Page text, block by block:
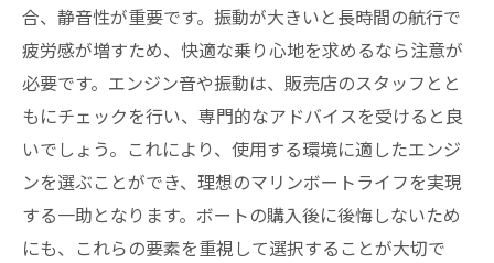
合、静音性が重要です。振動が大きいと長時間の航行で
疲労感が増すため、快適な乗り心地を求めるなら注意が
必要です。エンジン音や振動は、販売店のスタッフとと
もにチェックを行い、専門的なアドバイスを受けると良
いでしょう。これにより、使用する環境に適したエンジ
ンを選ぶことができ、理想のマリンボートライフを実現
する一助となります。ボートの購入後に後悔しないため
にも、これらの要素を重視して選択することが大切で